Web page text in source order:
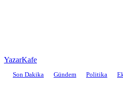
YazarKafe
Son Dakika Gündem Politika